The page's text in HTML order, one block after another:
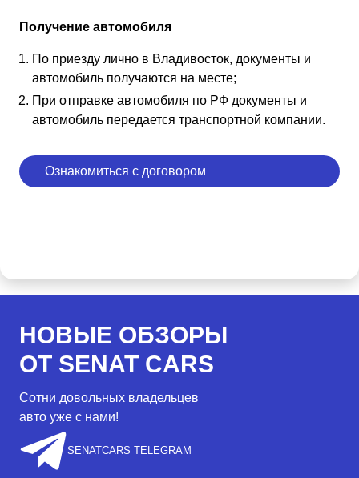
Получение автомобиля
По приезду лично в Владивосток, документы и
автомобиль получаются на месте;
При отправке автомобиля по РФ документы и
автомобиль передается транспортной компании.
Ознакомиться с договором
НОВЫЕ ОБЗОРЫ
ОТ SENAT CARS
Сотни довольных владельцев
авто уже с нами!
SENATCARS TELEGRAM